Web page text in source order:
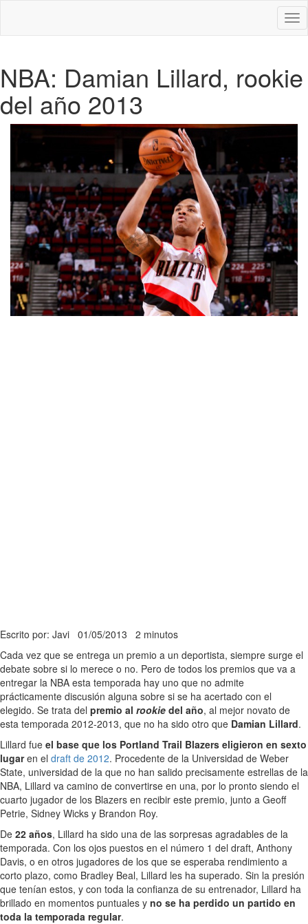
NBA: Damian Lillard, rookie
del año 2013
Escrito por: Javi 01/05/2013 2 minutos
Cada vez que se entrega un premio a un deportista, siempre surge el
debate sobre si lo merece o no. Pero de todos los premios que va a
entregar la NBA esta temporada hay uno que no admite
prácticamente discusión alguna sobre si se ha acertado con el
elegido. Se trata del premio al rookie del año, al mejor novato de
esta temporada 2012-2013, que no ha sido otro que Damian Lillard.
Lillard fue el base que los Portland Trail Blazers eligieron en sexto
lugaren el draft de 2012. Procedente de la Universidad de Weber
State, universidad de la que no han salido precisamente estrellas de la
NBA, Lillard va camino de convertirse en una, por lo pronto siendo el
cuarto jugador de los Blazers en recibir este premio, junto a Geoff
Petrie, Sidney Wicks y Brandon Roy.
De 22 años, Lillard ha sido una de las sorpresas agradables de la
temporada. Con los ojos puestos en el número 1 del draft, Anthony
Davis, o en otros jugadores de los que se esperaba rendimiento a
corto plazo, como Bradley Beal, Lillard les ha superado. Sin la presión
que tenían estos, y con toda la confianza de su entrenador, Lillard ha
brillado en momentos puntuales y no se ha perdido un partido en
toda la temporada regular.